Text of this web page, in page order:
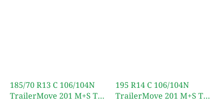
185/70 R13 C 106/104N
TrailerMove 201 M+S TL
195 R14 C 106/104N
TrailerMove 201 M+S TL